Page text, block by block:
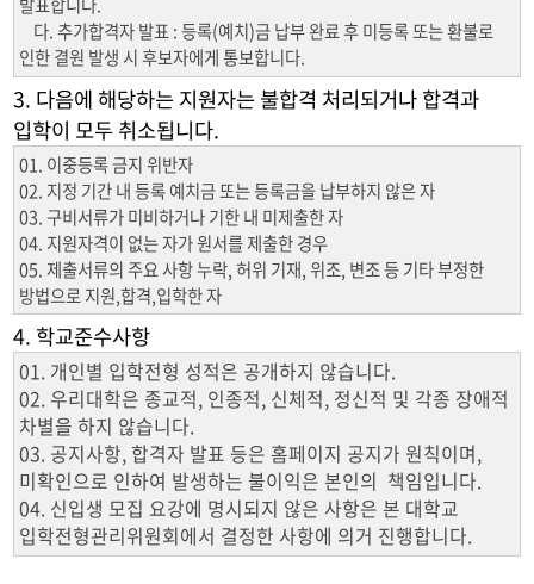
다. 추가합격자 발표 : 등록(예치)금 납부 완료 후 미등록 또는 환불로
인한 결원 발생 시 후보자에게 통보합니다.
3. 다음에 해당하는 지원자는 불합격 처리되거나 합격과
입학이 모두 취소됩니다.
01. 이중등록 금지 위반자
02. 지정 기간 내 등록 예치금 또는 등록금을 납부하지 않은 자
03. 구비서류가 미비하거나 기한 내 미제출한 자
04. 지원자격이 없는 자가 원서를 제출한 경우
05. 제출서류의 주요 사항 누락, 허위 기재, 위조, 변조 등 기타 부정한
방법으로 지원,합격,입학한 자
4. 학교준수사항
01. 개인별 입학전형 성적은 공개하지 않습니다.
02. 우리대학은 종교적, 인종적, 신체적, 정신적 및 각종 장애적
차별을 하지 않습니다.
03. 공지사항, 합격자 발표 등은 홈페이지 공지가 원칙이며,
미확인으로 인하여 발생하는 불이익은 본인의 책임입니다.
04. 신입생 모집 요강에 명시되지 않은 사항은 본 대학교
입학전형관리위원회에서 결정한 사항에 의거 진행합니다.